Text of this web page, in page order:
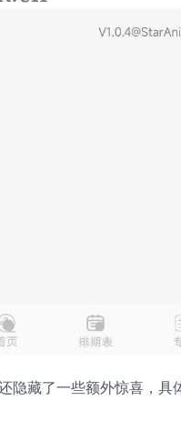
隐藏了一些额外惊喜，具